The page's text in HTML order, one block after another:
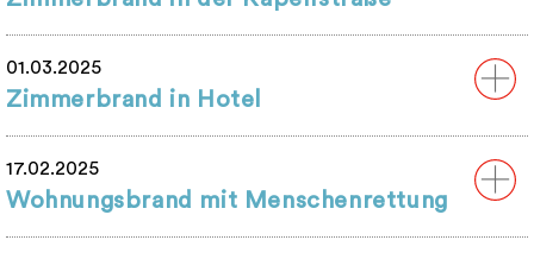
01.03.2025
Zimmerbrand in Hotel
17.02.2025
Wohnungsbrand mit Menschenrettung